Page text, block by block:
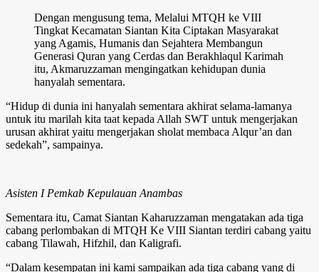
Dengan mengusung tema, Melalui MTQH ke VIII
Tingkat Kecamatan Siantan Kita Ciptakan Masyarakat
yang Agamis, Humanis dan Sejahtera Membangun
Generasi Quran yang Cerdas dan Berakhlaqul Karimah
itu, Akmaruzzaman mengingatkan kehidupan dunia
hanyalah sementara.
“Hidup di dunia ini hanyalah sementara akhirat selama-lamanya
untuk itu marilah kita taat kepada Allah SWT untuk mengerjakan
urusan akhirat yaitu mengerjakan sholat membaca Alqur’an dan
sedekah”, sampainya.
Asisten I Pemkab Kepulauan Anambas
Sementara itu, Camat Siantan Kaharuzzaman mengatakan ada tiga
cabang perlombakan di MTQH Ke VIII Siantan terdiri cabang yaitu
cabang Tilawah, Hifzhil, dan Kaligrafi.
“Dalam kesempatan ini kami sampaikan ada tiga cabang yang di